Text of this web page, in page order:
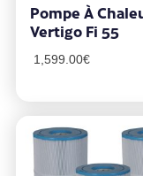
Pompe À
Vertigo Fi 55
1,599.00€